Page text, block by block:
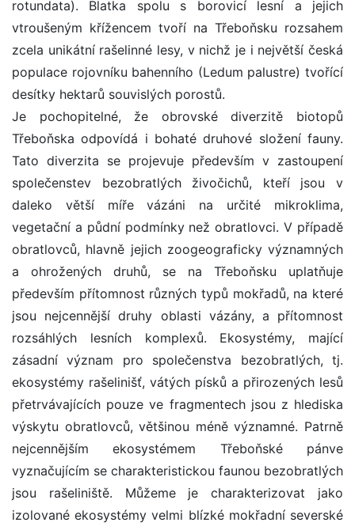
rotundata). Blatka spolu s borovicí lesní a jejich
vtroušeným křížencem tvoří na Třeboňsku rozsahem
zcela unikátní rašelinné lesy, v nichž je i největší česká
populace rojovníku bahenního (Ledum palustre) tvořící
desítky hektarů souvislých porostů.
Je pochopitelné, že obrovské diverzitě biotopů
Třeboňska odpovídá i bohaté druhové složení fauny.
Tato diverzita se projevuje především v zastoupení
společenstev bezobratlých živočichů, kteří jsou v
daleko větší míře vázáni na určité mikroklima,
vegetační a půdní podmínky než obratlovci. V případě
obratlovců, hlavně jejich zoogeograficky významných
a ohrožených druhů, se na Třeboňsku uplatňuje
především přítomnost různých typů mokřadů, na které
jsou nejcennější druhy oblasti vázány, a přítomnost
rozsáhlých lesních komplexů. Ekosystémy, mající
zásadní význam pro společenstva bezobratlých, tj.
ekosystémy rašelinišť, vátých písků a přirozených lesů
přetrvávajících pouze ve fragmentech jsou z hlediska
výskytu obratlovců, většinou méně významné. Patrně
nejcennějším ekosystémem Třeboňské pánve
vyznačujícím se charakteristickou faunou bezobratlých
jsou rašeliniště. Můžeme je charakterizovat jako
izolované ekosystémy velmi blízké mokřadní severské